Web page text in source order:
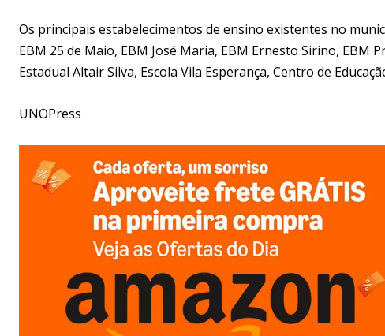
Os principais estabelecimentos de ensino existentes no
EBM 25 de Maio, EBM José Maria, EBM Ernesto Sirino,
Estadual Altair Silva, Escola Vila Esperança, Centro de
UNOPress